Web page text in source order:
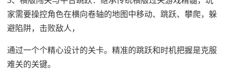
家需要操控角色在横向卷轴的地图中移动、跳跃、攀爬，躲
避陷阱，击败敌人，
通过一个个精心设计的关卡。精准的跳跃和时机把握是克服
难关的关键。